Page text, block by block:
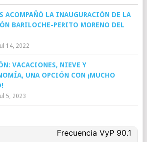
ACOMPAÑÓ LA INAUGURACIÓN DE LA
BARILOCHE-PERITO MORENO DEL
Jul 14, 2022
VACACIONES, NIEVE Y
UNA OPCIÓN CON ¡MUCHO
Jul 5, 2023